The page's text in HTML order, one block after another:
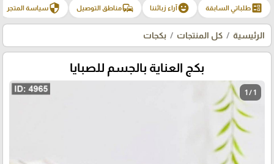
ballotطلباتي السابقة emoji_emotionsآراء زبائننا commuteمناطق التوصيل securityسياسة المتجر
الرئيسية كل المنتجات بكجات
بكج العناية بالجسم للصبايا
1 / 1